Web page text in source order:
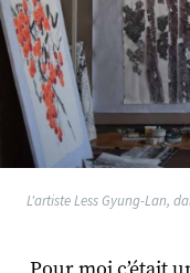
L'artiste Less Gyung-Lan,